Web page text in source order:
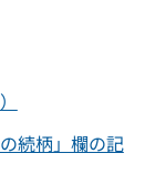
続柄」欄の記